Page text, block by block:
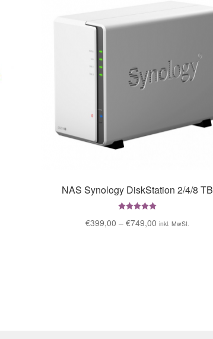
NAS Synology DiskStation 2/4/8 TB
5.00
von 5
€399,00 – €749,00 inkl. MwSt.